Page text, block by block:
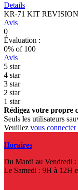
Details
KR-71 KIT
Avis
0
Évaluation :
0% of 100
Avis
5 star
4 star
3 star
2 star
1 star
Rédigez votre propre
Seuls les utilisateurs
Veuillez vous connecter
Horaires
Du Mardi au Vendredi
Le Samedi : 9H à 12H